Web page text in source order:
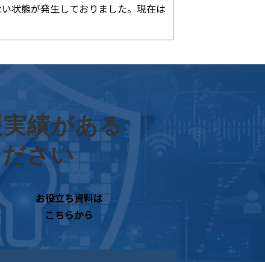
状態が発生しておりました。現在は
績がある
さい
お役立ち資料は
こちらから